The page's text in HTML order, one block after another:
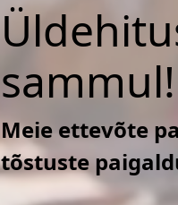
sammul!
Meie ettevõte
tõstuste